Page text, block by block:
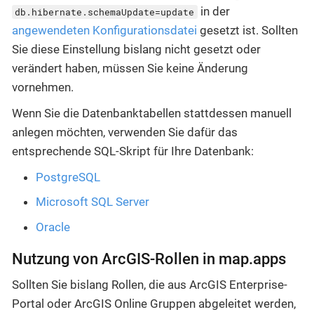
db.hibernate.schemaUpdate=update
in der
angewendeten Konfigurationsdatei gesetzt ist. Sollten
Sie diese Einstellung bislang nicht gesetzt oder
verändert haben, müssen Sie keine Änderung
vornehmen.
Wenn Sie die Datenbanktabellen stattdessen manuell
anlegen möchten, verwenden Sie dafür das
entsprechende SQL-Skript für Ihre Datenbank:
PostgreSQL
Microsoft SQL Server
Oracle
Nutzung von ArcGIS-Rollen in map.apps
Sollten Sie bislang Rollen, die aus ArcGIS Enterprise-
Portal oder ArcGIS Online Gruppen abgeleitet werden,